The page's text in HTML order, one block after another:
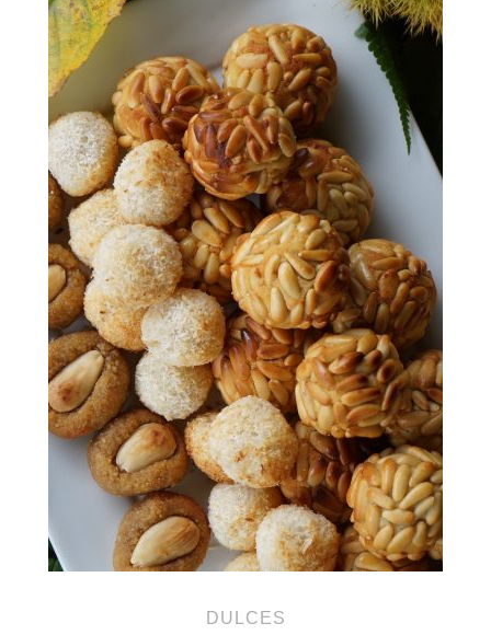
DULCES